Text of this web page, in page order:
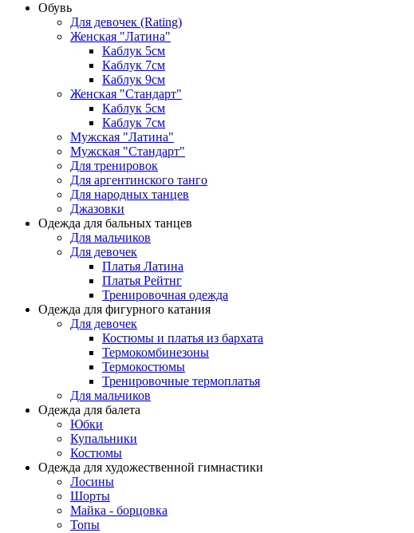
Обувь
Для девочек (Rating)
Женская "Латина"
Каблук 5см
Каблук 7см
Каблук 9см
Женская "Стандарт"
Каблук 5см
Каблук 7см
Мужская "Латина"
Мужская "Стандарт"
Для тренировок
Для аргентинского танго
Для народных танцев
Джазовки
Одежда для бальных танцев
Для мальчиков
Для девочек
Платья Латина
Платья Рейтнг
Тренировочная одежда
Одежда для фигурного катания
Для девочек
Костюмы и платья из бархата
Термокомбинезоны
Термокостюмы
Тренировочные термоплатья
Для мальчиков
Одежда для балета
Юбки
Купальники
Костюмы
Одежда для художественной гимнастики
Лосины
Шорты
Майка - борцовка
Топы